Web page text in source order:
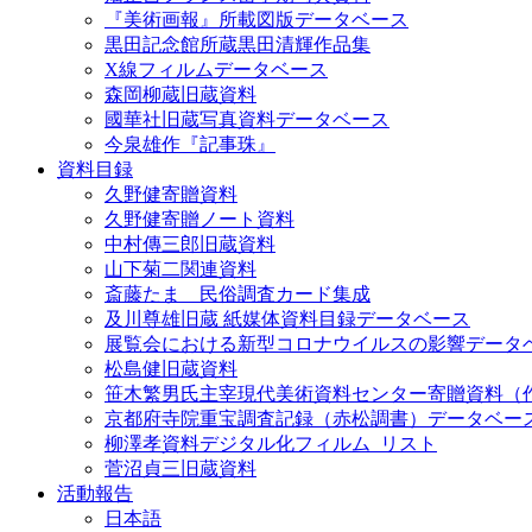
『美術画報』所載図版データベース
黒田記念館所蔵黒田清輝作品集
X線フィルムデータベース
森岡柳蔵旧蔵資料
國華社旧蔵写真資料データベース
今泉雄作『記事珠』
資料目録
久野健寄贈資料
久野健寄贈ノート資料
中村傳三郎旧蔵資料
山下菊二関連資料
斎藤たま 民俗調査カード集成
及川尊雄旧蔵 紙媒体資料目録データベース
展覧会における新型コロナウイルスの影響データ
松島健旧蔵資料
笹木繁男氏主宰現代美術資料センター寄贈資料（
京都府寺院重宝調査記録（赤松調書）データベー
柳澤孝資料デジタル化フィルム_リスト
菅沼貞三旧蔵資料
活動報告
日本語